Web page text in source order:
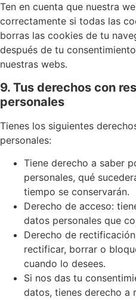
Ten en cuenta que nuestra
correctamente si todas las
borras las cookies de tu
después de tu
nuestras webs.
9. Tus derechos con
personales
Tienes los siguientes
personales:
Tiene derecho a saber
personales, qué
tiempo se conservarán.
Derecho de acceso:
datos personales que
Derecho de
rectificar, borrar o
cuando lo desees.
Si nos das tu
datos, tienes derecho a